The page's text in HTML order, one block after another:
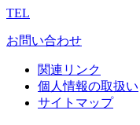
TEL
お問い合わせ
関連リンク
個人情報の取扱い
サイトマップ